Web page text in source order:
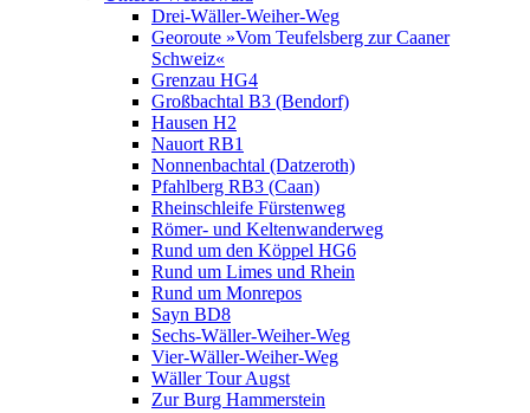
Drei-Wäller-Weiher-Weg
Georoute »Vom Teufelsberg zur Caaner
Schweiz«
Grenzau HG4
Großbachtal B3 (Bendorf)
Hausen H2
Nauort RB1
Nonnenbachtal (Datzeroth)
Pfahlberg RB3 (Caan)
Rheinschleife Fürstenweg
Römer- und Keltenwanderweg
Rund um den Köppel HG6
Rund um Limes und Rhein
Rund um Monrepos
Sayn BD8
Sechs-Wäller-Weiher-Weg
Vier-Wäller-Weiher-Weg
Wäller Tour Augst
Zur Burg Hammerstein